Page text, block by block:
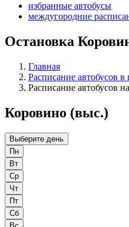
избранные автобусы
междугородние
Остановка
Главная
Расписание автобусов в
Расписание автобусов
Коровино (выс.)
Выберите день
Пн
Вт
Ср
Чт
Пт
Сб